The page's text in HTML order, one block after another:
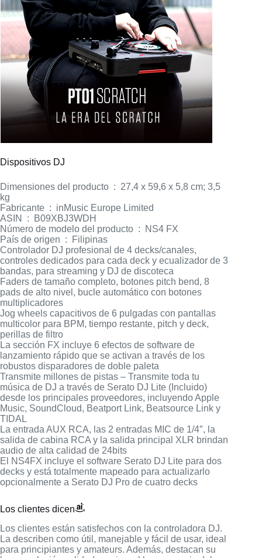
Dispositivos DJ
Dimensiones del producto ‏ : ‎ 27,4 x 59,6 x 5,8 cm; 3,5
kg
Fabricante ‏ : ‎ inMusic Europe Limited
ASIN ‏ : ‎ B09XBJ3WDH
Número de modelo del producto ‏ : ‎ NS4 FX
País de origen ‏ : ‎ Filipinas
Controlador DJ profesional de 4 decks/canales,
controles dedicados para cada deck y ecualizador de 3
bandas, para streaming y DJ de discoteca
Faders de tamaño completo, botones pitch bend, 8
pads de alto nivel, bucle automático con botones
multiplicadores
Jog wheels capacitivos de 6 pulgadas con pantallas
multicolor para BPM, tiempo restante, pitch y deck,
perillas de filtro
La sección FX incluye 6 efectos de software de
lanzamiento rápido que se activan a través de los
robustos disparadores de doble paleta
Transmite millones de pistas – Transmite toda tu
música de DJ a través de Serato DJ Lite (Incluido)
desde los principales proveedores, incluyendo Apple
Music, SoundCloud, Beatport Link, Beatsource Link y
TIDAL
La entrada AUX RCA, las 2 entradas MIC de 1/4″, la
salida de cabina RCA y la salida principal XLR brindan
audio de alta calidad de 24bits
El NS4FX incluye el software Serato DJ Lite para dos
decks y está totalmente mapeado para actualizarlo
opcionalmente a Serato DJ Pro de cuatro decks
Los clientes dicen
Los clientes están satisfechos con la controladora DJ.
La describen como útil, manejable y fácil de usar, ideal
para principiantes y amateurs. Además, destacan su